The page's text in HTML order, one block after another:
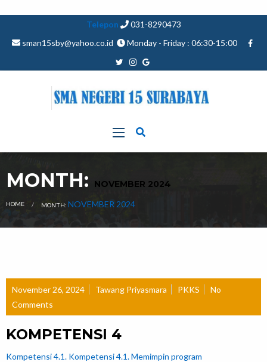
Telepon
031-8290473
sman15sby@yahoo.co.id
Monday - Friday : 06:30-15:00
MONTH: NOVEMBER 2024
HOME CURRENT:
MONTH: NOVEMBER 2024
November 26, 2024 Tawang Priyasmara PKKS
No
Comments
KOMPETENSI 4
Kompetensi 4.1. Kompetensi 4.1. Memimpin program